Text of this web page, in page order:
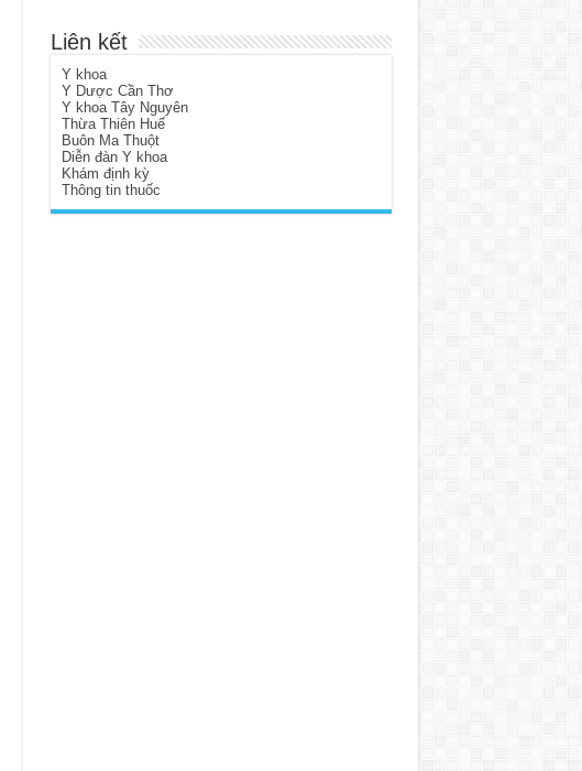
Liên kết
Y khoa
Y Dược Cần Thơ
Y khoa Tây Nguyên
Thừa Thiên Huế
Buôn Ma Thuột
Diễn đàn Y khoa
Khám định kỳ
Thông tin thuốc